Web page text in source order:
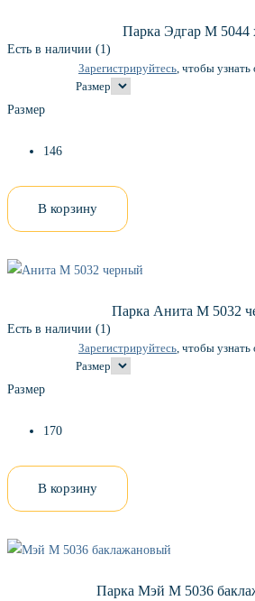
Парка Эдгар М 5044
Есть в наличии (1)
Зарегистрируйтесь, чтобы
Размер
Размер
146
В корзину
Парка Анита М 5032
Есть в наличии (1)
Зарегистрируйтесь, чтобы
Размер
Размер
170
В корзину
Парка Мэй М 5036